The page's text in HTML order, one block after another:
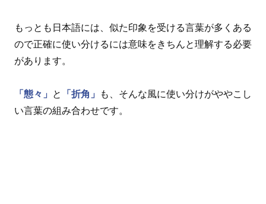
もっとも日本語には、似た印象を受ける言葉が多くある
ので正確に使い分けるには意味をきちんと理解する必要
があります。
「態々」 と 「折角」
も、そんな風に使い分けがややこし
い言葉の組み合わせです。